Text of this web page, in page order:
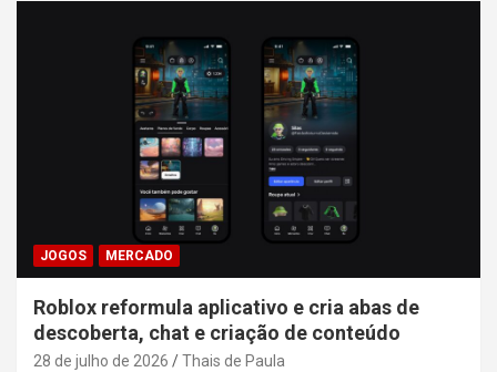
JOGOS MERCADO
Roblox reformula aplicativo e cria abas de
descoberta, chat e criação de conteúdo
28 de julho de 2026 Thais de Paula